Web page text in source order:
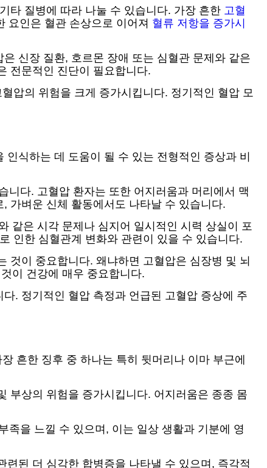
타 질병에 따라 나눌 수 있습니다. 가장 흔한 고혈
요인은 혈관 손상으로 이어져 혈류 저항을 증가시
신장 질환, 호르몬 장애 또는 심혈관 문제와 같은
전문적인 진단이 필요합니다.
압의 위험을 크게 증가시킵니다. 정기적인 혈압 모
식하는 데 도움이 될 수 있는 전형적인 증상과 비
니다. 고혈압 환자는 또한 어지러움과 머리에서 맥
가벼운 신체 활동에서도 나타날 수 있습니다.
같은 시각 문제나 심지어 일시적인 시력 상실이 포
인한 심혈관계 변화와 관련이 있을 수 있습니다.
것이 중요합니다. 왜냐하면 고혈압은 심장병 및 뇌
이 건강에 매우 중요합니다.
. 정기적인 혈압 측정과 언급된 고혈압 증상에 주
흔한 징후 중 하나는 특히 뒷머리나 이마 부근에
부상의 위험을 증가시킵니다. 어지러움은 종종 몸
족을 느낄 수 있으며, 이는 일상 생활과 기분에 영
된 더 심각한 합병증을 나타낼 수 있으며, 즉각적